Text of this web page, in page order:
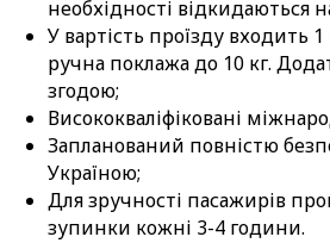
необхідності відкидаються
У вартість проїзду входить 1
ручна поклажа до 10 кг.
згодою;
Висококваліфіковані
Запланований повністю
Україною;
Для зручності пасажирів
зупинки кожні 3-4 години.